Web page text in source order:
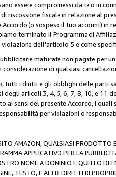
essere compromessi da te o in
riscossione fiscale in relazione al
(o sospeso il tuo account) in
terminato il Programma di
dell'articolo 5 e come
maturate non pagate per
di qualsiasi
tutti i diritti e gli obblighi delle parti
articoli 3, 4, 5, 6, 7, 8, 10, e 11
ai sensi del presente Accordo, i
per violazioni o
AMAZON, QUALSIASI PRODOTTO
APPLICATIVO PER LA
NOME A DOMINIO E QUELLO
TESTO, E ALTRI DIRITTI DI